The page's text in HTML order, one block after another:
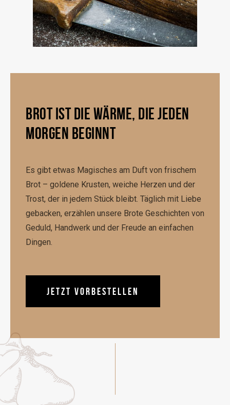
BROT IST DIE WÄRME, DIE JEDEN
MORGEN BEGINNT
Es gibt etwas Magisches am Duft von frischem
Brot – goldene Krusten, weiche Herzen und der
Trost, der in jedem Stück bleibt. Täglich mit Liebe
gebacken, erzählen unsere Brote Geschichten von
Geduld, Handwerk und der Freude an einfachen
Dingen.
JETZT VORBESTELLEN